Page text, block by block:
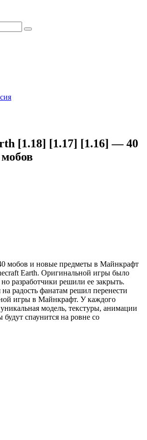
[1.18] [1.17] [1.16] — 40
мобов и новые предметы в Майнкрафт
Earth. Оригинальной игры было
разработчики решили ее закрыть.
радость фанатам решил перенести
игры в Майнкрафт. У каждого
уникальная модель, текстуры, анимации
спаунится на ровне со